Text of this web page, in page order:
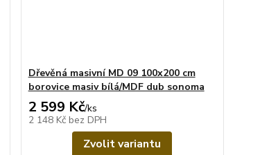
Dřevěná masivní MD 09 100x200 cm
borovice masiv bílá/MDF dub sonoma
2 599 Kč/ks
2 148 Kč bez DPH
Zvolit variantu